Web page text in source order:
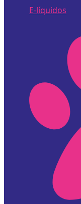
E-líquidos